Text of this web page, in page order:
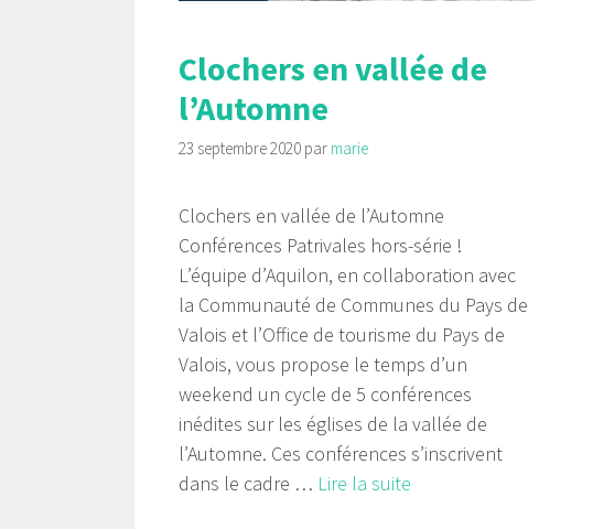
Clochers en vallée de
l’Automne
23 septembre 2020 par marie
Clochers en vallée de l’Automne
Conférences Patrivales hors-série !
L’équipe d’Aquilon, en collaboration avec
la Communauté de Communes du Pays de
Valois et l’Office de tourisme du Pays de
Valois, vous propose le temps d’un
weekend un cycle de 5 conférences
inédites sur les églises de la vallée de
l’Automne. Ces conférences s’inscrivent
dans le cadre … Lire la suite